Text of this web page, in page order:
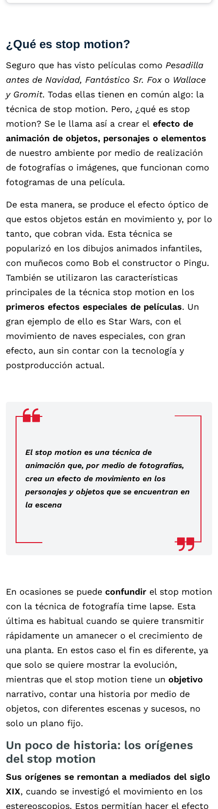
¿Qué es stop motion?
Seguro que has visto películas como Pesadilla
antes de Navidad, Fantástico Sr. Fox o Wallace
y Gromit. Todas ellas tienen en común algo: la
técnica de stop motion. Pero, ¿qué es stop
motion? Se le llama así a crear el efecto de
animación de objetos, personajes o elementos
de nuestro ambiente por medio de realización
de fotografías o imágenes, que funcionan como
fotogramas de una película.
De esta manera, se produce el efecto óptico de
que estos objetos están en movimiento y, por lo
tanto, que cobran vida. Esta técnica se
popularizó en los dibujos animados infantiles,
con muñecos como Bob el constructor o Pingu.
También se utilizaron las características
principales de la técnica stop motion en los
primeros efectos especiales de películas. Un
gran ejemplo de ello es Star Wars, con el
movimiento de naves especiales, con gran
efecto, aun sin contar con la tecnología y
postproducción actual.
El stop motion es una técnica de
animación que, por medio de fotografías,
crea un efecto de movimiento en los
personajes y objetos que se encuentran en
la escena
En ocasiones se puede confundir el stop motion
con la técnica de fotografía time lapse. Esta
última es habitual cuando se quiere transmitir
rápidamente un amanecer o el crecimiento de
una planta. En estos caso el fin es diferente, ya
que solo se quiere mostrar la evolución,
mientras que el stop motion tiene un objetivo
narrativo, contar una historia por medio de
objetos, con diferentes escenas y sucesos, no
solo un plano fijo.
Un poco de historia: los orígenes
del stop motion
Sus orígenes se remontan a mediados del siglo
XIX, cuando se investigó el movimiento en los
estereoscopios. Estos permitían hacer el efecto